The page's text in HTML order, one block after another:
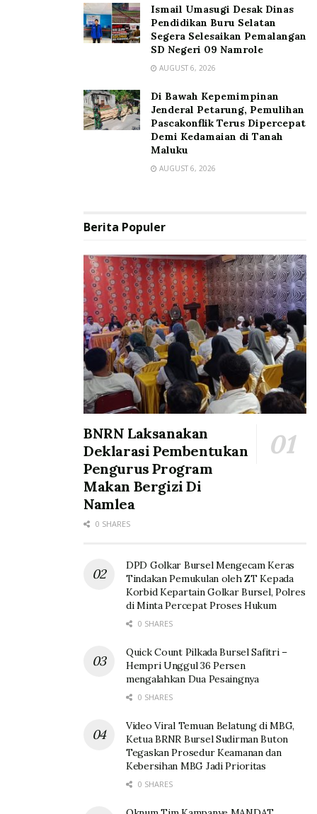
Ismail Umasugi Desak Dinas
Pendidikan Buru Selatan
Segera Selesaikan Pemalangan
SD Negeri 09 Namrole
AUGUST 6, 2026
Di Bawah Kepemimpinan
Jenderal Petarung, Pemulihan
Pascakonflik Terus Dipercepat
Demi Kedamaian di Tanah
Maluku
AUGUST 6, 2026
Berita Populer
BNRN Laksanakan
Deklarasi Pembentukan
Pengurus Program
Makan Bergizi Di
Namlea
0 SHARES
DPD Golkar Bursel Mengecam Keras
Tindakan Pemukulan oleh ZT Kepada
Korbid Kepartain Golkar Bursel, Polres
di Minta Percepat Proses Hukum
0 SHARES
Quick Count Pilkada Bursel Safitri –
Hempri Unggul 36 Persen
mengalahkan Dua Pesaingnya
0 SHARES
Video Viral Temuan Belatung di MBG,
Ketua BRNR Bursel Sudirman Buton
Tegaskan Prosedur Keamanan dan
Kebersihan MBG Jadi Prioritas
0 SHARES